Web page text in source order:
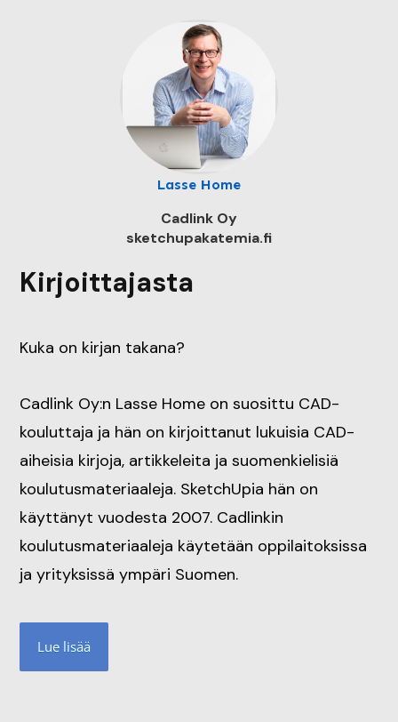
Lasse Home
Cadlink Oy
sketchupakatemia.fi
Kirjoittajasta
Kuka on kirjan takana?
Cadlink Oy:n Lasse Home on suosittu CAD-
kouluttaja ja hän on kirjoittanut lukuisia CAD-
aiheisia kirjoja, artikkeleita ja suomenkielisiä
koulutusmateriaaleja. SketchUpia hän on
käyttänyt vuodesta 2007. Cadlinkin
koulutusmateriaaleja käytetään oppilaitoksissa
ja yrityksissä ympäri Suomen.
Lue lisää